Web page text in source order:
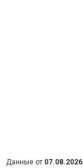
Данные от 07.08.2026